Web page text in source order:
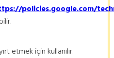
policies.google.com/
etmek için kullanılır.